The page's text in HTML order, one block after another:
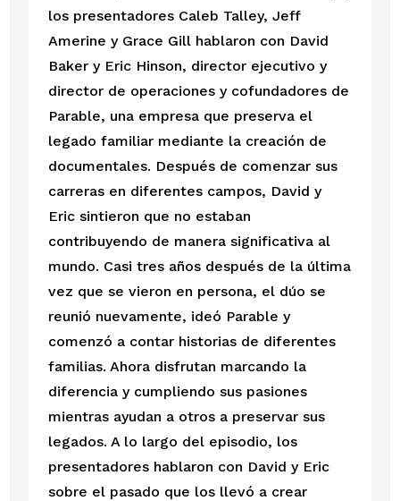
los presentadores Caleb Talley, Jeff
Amerine y Grace Gill hablaron con David
Baker y Eric Hinson, director ejecutivo y
director de operaciones y cofundadores de
Parable, una empresa que preserva el
legado familiar mediante la creación de
documentales. Después de comenzar sus
carreras en diferentes campos, David y
Eric sintieron que no estaban
contribuyendo de manera significativa al
mundo. Casi tres años después de la última
vez que se vieron en persona, el dúo se
reunió nuevamente, ideó Parable y
comenzó a contar historias de diferentes
familias. Ahora disfrutan marcando la
diferencia y cumpliendo sus pasiones
mientras ayudan a otros a preservar sus
legados. A lo largo del episodio, los
presentadores hablaron con David y Eric
sobre el pasado que los llevó a crear